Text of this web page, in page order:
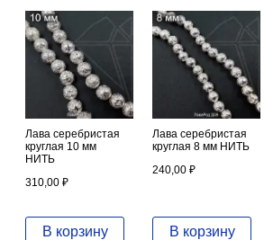
Лава серебристая
круглая 10 мм
НИТЬ
310,00 ₽
В корзину
Лава серебристая
круглая 8 мм НИТЬ
240,00 ₽
В корзину